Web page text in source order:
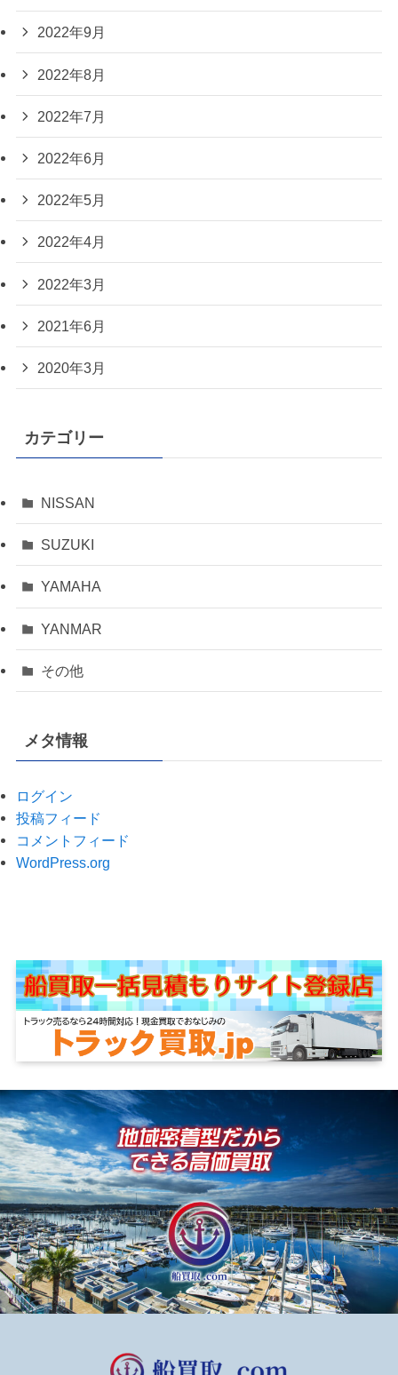
2022年9月
2022年8月
2022年7月
2022年6月
2022年5月
2022年4月
2022年3月
2021年6月
2020年3月
カテゴリー
NISSAN
SUZUKI
YAMAHA
YANMAR
その他
メタ情報
ログイン
投稿フィード
コメントフィード
WordPress.org